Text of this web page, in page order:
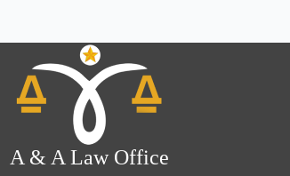
A & A Law Office